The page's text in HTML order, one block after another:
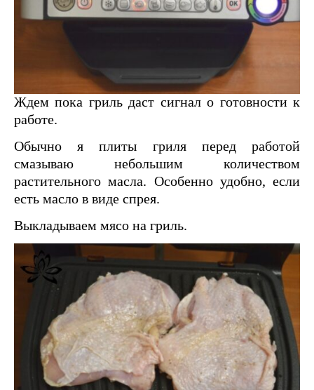
Ждем пока гриль даст сигнал о готовности к
работе.
Обычно я плиты гриля перед работой
смазываю небольшим количеством
растительного масла. Особенно удобно, если
есть масло в виде спрея.
Выкладываем мясо на гриль.